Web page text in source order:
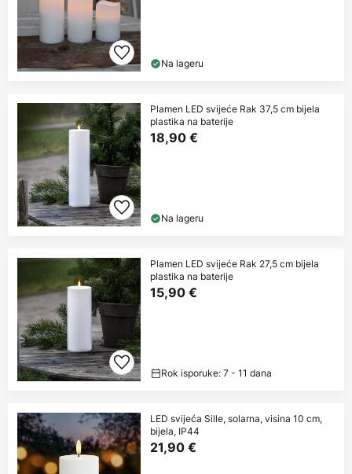
Na lageru
Plamen LED svijeće Rak 37,5 cm bijela
plastika na baterije
18,90 €
Na lageru
Plamen LED svijeće Rak 27,5 cm bijela
plastika na baterije
15,90 €
Rok isporuke: 7 - 11 dana
LED svijeća Sille, solarna, visina 10 cm,
bijela, IP44
21,90 €